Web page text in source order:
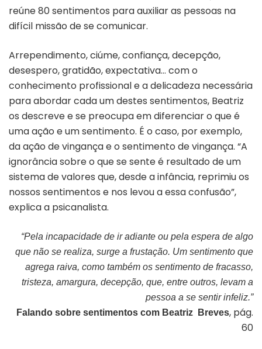
reúne 80 sentimentos para auxiliar as pessoas na
difícil missão de se comunicar.
Arrependimento, ciúme, confiança, decepção,
desespero, gratidão, expectativa… com o
conhecimento profissional e a delicadeza necessária
para abordar cada um destes sentimentos, Beatriz
os descreve e se preocupa em diferenciar o que é
uma ação e um sentimento. É o caso, por exemplo,
da ação de vingança e o sentimento de vingança. “A
ignorância sobre o que se sente é resultado de um
sistema de valores que, desde a infância, reprimiu os
nossos sentimentos e nos levou a essa confusão”,
explica a psicanalista.
“Pela incapacidade de ir adiante ou pela espera de algo
que não se realiza, surge a frustação. Um sentimento que
agrega raiva, como também os sentimento de fracasso,
tristeza, amargura, decepção, que, entre outros, levam a
pessoa a se sentir infeliz.”
Falando sobre sentimentos com Beatriz Breves, pág.
60